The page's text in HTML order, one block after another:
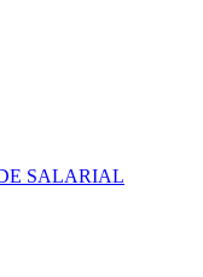
SALARIAL